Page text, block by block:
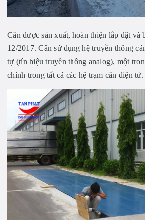
Cân được sản xuất, hoàn thiện lắp đặt và
12/2017. Cân sử dụng hệ truyền thông
tự (tín hiệu truyền thông analog), một
chính trong tất cả các hệ trạm cân điện tử.